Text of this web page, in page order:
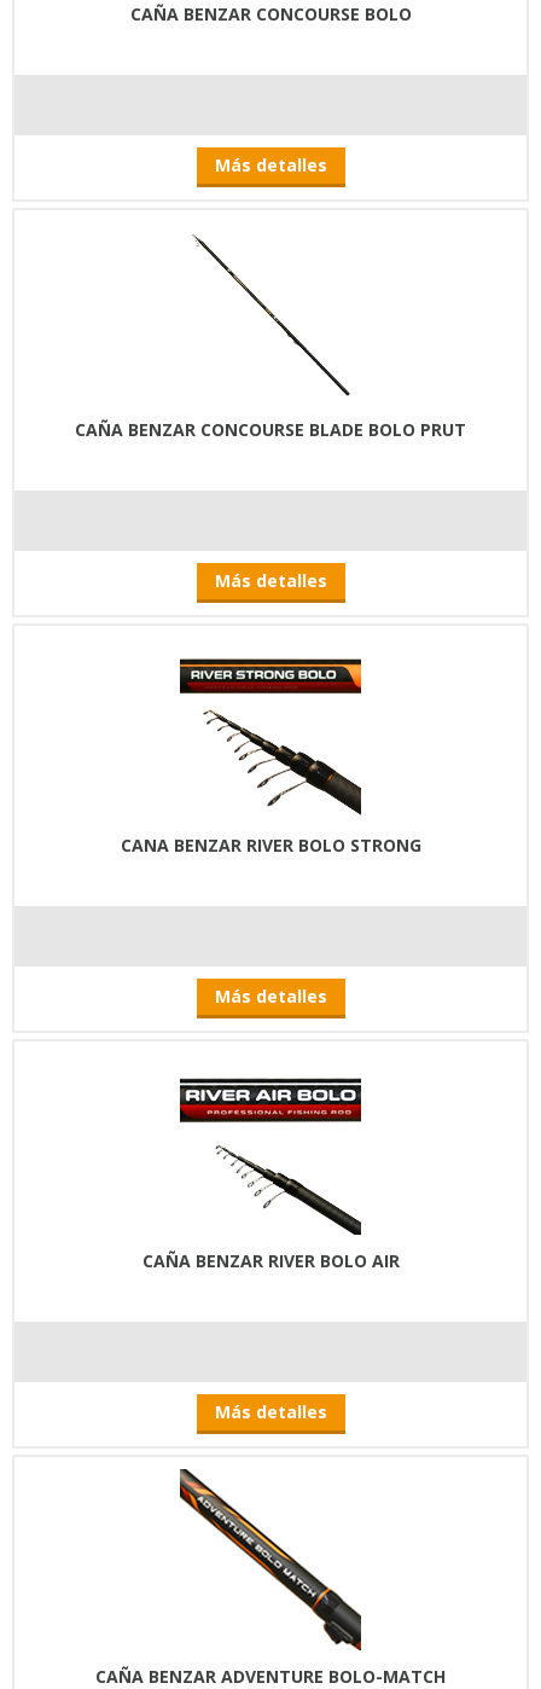
CAÑA BENZAR CONCOURSE BOLO
Más detalles
CAÑA BENZAR CONCOURSE BLADE BOLO PRUT
Más detalles
CANA BENZAR RIVER BOLO STRONG
Más detalles
CAÑA BENZAR RIVER BOLO AIR
Más detalles
CAÑA BENZAR ADVENTURE BOLO-MATCH